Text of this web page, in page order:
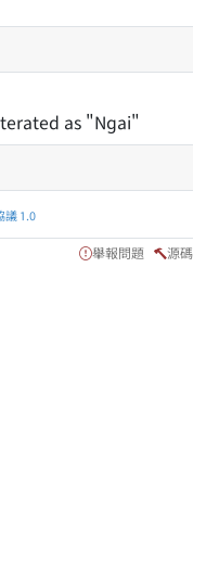
as "Ngai"
議 1.0
舉報問題 源碼